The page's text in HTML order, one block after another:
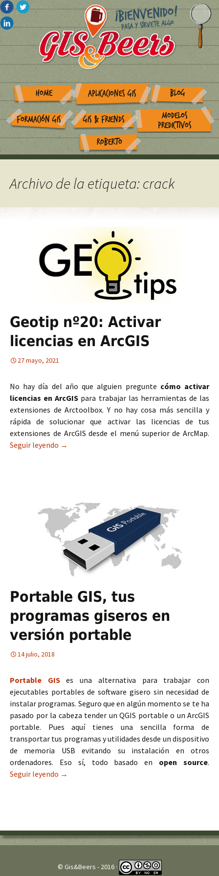
HOME APLICACIONES GIS BLOG
FORMACIÓN GIS GIS & FRIENDS
MODELOS
PREDICTIVOS
ROBERTO
Archivo de la etiqueta: crack
Geotip nº20: Activar
licencias en ArcGIS
27 mayo, 2021
No hay día del año que alguien pregunte cómo activar
licencias en ArcGIS para trabajar las herramientas de las
extensiones de Arctoolbox. Y no hay cosa más sencilla y
rápida de solucionar que activar las licencias de tus
extensiones de ArcGIS desde el menú superior de ArcMap.
Seguir leyendo Geotip nº20: Activar licencias en ArcGIS
→
Portable GIS, tus
programas giseros en
versión portable
14 julio, 2018
Portable GIS
es una alternativa para trabajar con
ejecutables portables de software gisero sin necesidad de
instalar programas. Seguro que en algún momento se te ha
pasado por la cabeza tender un QGIS portable o un ArcGIS
portable. Pues aquí tienes una sencilla forma de
transportar tus programas y utilidades desde un dispositivo
de memoria USB evitando su instalación en otros
ordenadores. Eso sí, todo basado en open source.
Seguir leyendo Portable GIS, tus programas giseros en
→
© Gis&Beers - 2016 ·